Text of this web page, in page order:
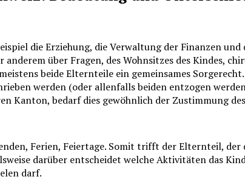
die Erziehung, die Verwaltung der Finanzen
über Fragen, des Wohnsitzes des Kindes,
beide Elternteile ein gemeinsames
werden (oder allenfalls beiden entzogen
Kanton, bedarf dies gewöhnlich der Zustimmung
Ferien, Feiertage. Somit trifft der Elternteil, der
darüber entscheidet welche Aktivitäten das
darf.